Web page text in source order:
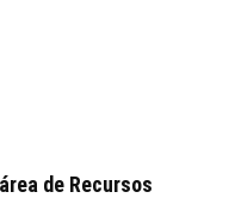
de Recursos